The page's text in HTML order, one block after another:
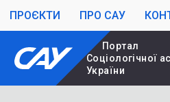
ПРОЄКТИ ПРО САУ
Портал
Cоціологічної
України